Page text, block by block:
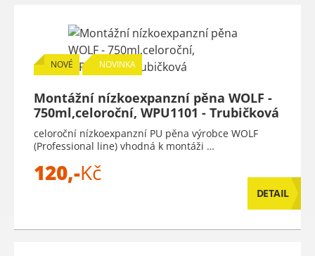
NOVÉ NOVINKA
Montážní nízkoexpanzní pěna WOLF -
750ml,celoroční, WPU1101 - Trubičková
celoroční nízkoexpanzní PU pěna výrobce WOLF
(Professional line) vhodná k montáži …
120,-Kč
DETAIL